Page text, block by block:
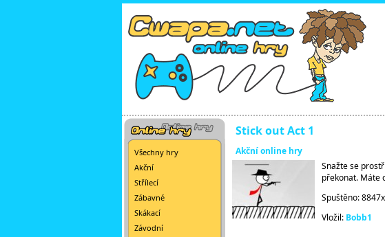
Všechny hry
Akční
Střílecí
Zábavné
Skákací
Závodní
Stick out Act 1
Akční online hry
Snažte se
překonat. Máte
Spuštěno: 8847x
Vložil: Bobb1